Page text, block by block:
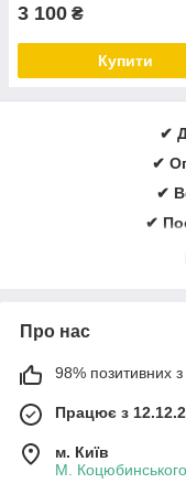
3 100 ₴
Купити
✔
✔
✔
✔
✔
Про нас
98% позитивних з
Працює з
м. Київ
М.